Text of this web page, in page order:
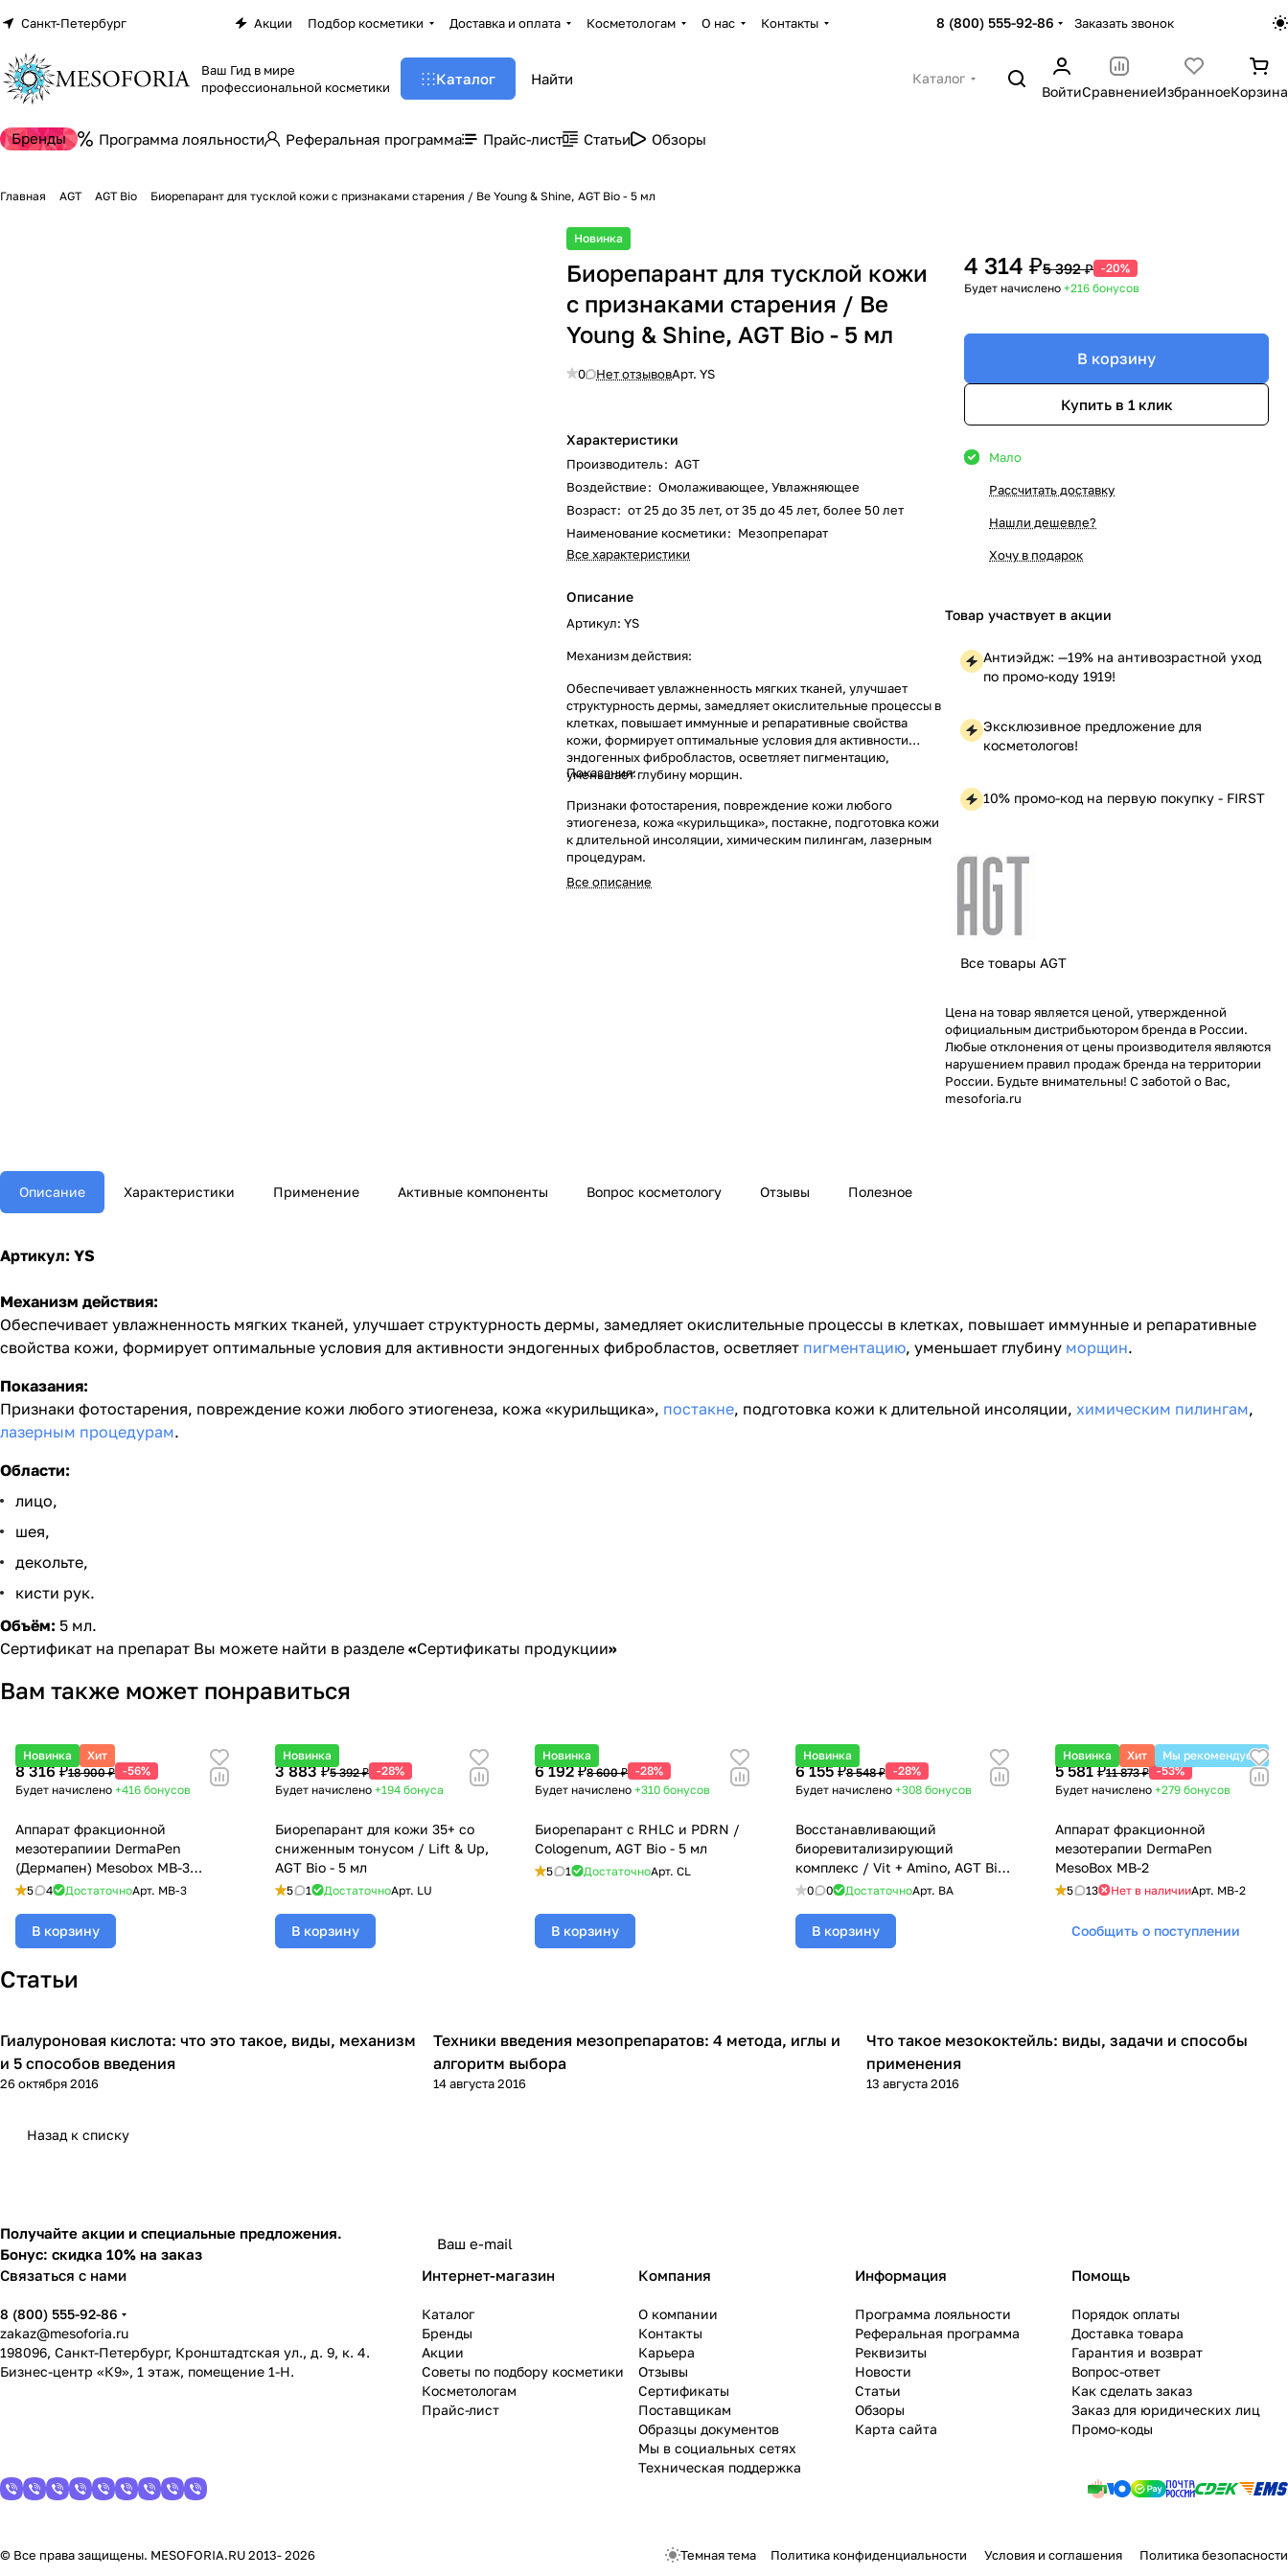
Санкт-Петербург Акции Подбор косметики Доставка и оплата Косметологам О нас Контакты 8 (800) 555-92-86 Заказать звонок
Ваш Гид в мире
профессиональной косметики
Каталог
Каталог
ВойтиСравнениеИзбранноеКорзина
Бренды Программа лояльности Реферальная программа Прайс-лист Статьи Обзоры
Главная AGT AGT Bio Биорепарант для тусклой кожи с признаками старения / Be Young & Shine, AGT Bio - 5 мл
Новинка
Биорепарант для тусклой кожи
с признаками старения / Be
Young & Shine, AGT Bio - 5 мл
0 Нет отзывовАрт.YS
Характеристики
Производитель: AGT
Воздействие: Омолаживающее, Увлажняющее
Возраст: от 25 до 35 лет, от 35 до 45 лет, более 50 лет
Наименование косметики: Мезопрепарат
Все характеристики
Описание
Артикул: YS
Механизм действия:
Обеспечивает увлажненность мягких тканей, улучшает
структурность дермы, замедляет окислительные процессы в
клетках, повышает иммунные и репаративные свойства
кожи, формирует оптимальные условия для активности
эндогенных фибробластов, осветляет пигментацию,
уменьшает глубину морщин.
Показания:
Признаки фотостарения, повреждение кожи любого
этиогенеза, кожа «курильщика», постакне, подготовка кожи
к длительной инсоляции, химическим пилингам, лазерным
процедурам.
Все описание
4 314 ₽5 392 ₽ -20%
Будет начислено +216 бонусов
В корзину
Купить в 1 клик
Мало
Рассчитать доставку
Нашли дешевле?
Хочу в подарок
Товар участвует в акции
Антиэйдж: —19% на антивозрастной уход
по промо-коду 1919!
Эксклюзивное предложение для
косметологов!
10% промо-код на первую покупку - FIRST
Все товары AGT
Цена на товар является ценой, утвержденной
официальным дистрибьютором бренда в России.
Любые отклонения от цены производителя являются
нарушением правил продаж бренда на территории
России. Будьте внимательны! С заботой о Вас,
mesoforia.ru
Описание Характеристики Применение Активные компоненты Вопрос косметологу Отзывы Полезное
Артикул: YS
Механизм действия:
Обеспечивает увлажненность мягких тканей, улучшает структурность дермы, замедляет окислительные процессы в клетках, повышает иммунные и репаративные
свойства кожи, формирует оптимальные условия для активности эндогенных фибробластов, осветляет пигментацию, уменьшает глубину морщин.
Показания:
Признаки фотостарения, повреждение кожи любого этиогенеза, кожа «курильщика», постакне, подготовка кожи к длительной инсоляции, химическим пилингам,
лазерным процедурам.
Области:
лицо,
шея,
декольте,
кисти рук.
Объём: 5 мл.
Сертификат на препарат Вы можете найти в разделе «Сертификаты продукции»
Вам также может понравиться
Новинка Хит
8 316 ₽18 900 ₽ -56%
Будет начислено +416 бонусов
Аппарат фракционной
мезотерапиии DermaPen
(Дермапен) Mesobox MB-3
(аккумуляторный)
5 4 ДостаточноАрт. MB-3
В корзину
Новинка
3 883 ₽5 392 ₽ -28%
Будет начислено +194 бонуса
Биорепарант для кожи 35+ со
сниженным тонусом / Lift & Up,
AGT Bio - 5 мл
5 1 ДостаточноАрт. LU
В корзину
Новинка
6 192 ₽8 600 ₽ -28%
Будет начислено +310 бонусов
Биорепарант с RHLC и PDRN /
Cologenum, AGT Bio - 5 мл
5 1 ДостаточноАрт.CL
В корзину
Новинка
6 155 ₽8 548 ₽ -28%
Будет начислено +308 бонусов
Восстанавливающий
биоревитализирующий
комплекс / Vit + Amino, AGT Bio
- 5 мл
0 0 ДостаточноАрт. BA
В корзину
Новинка Хит Мы рекомендуем
5 581 ₽11 873 ₽ -53%
Будет начислено +279 бонусов
Аппарат фракционной
мезотерапии DermaPen
MesoBox MB-2
5 13 Нет в наличииАрт. MB-2
Сообщить о поступлении
Статьи
Микроигольчатая терапия (мезороллер)
Гиалуроновая кислота: что это такое, виды, механизм
и 5 способов введения
26 октября 2016
Мезотерапия
Техники введения мезопрепаратов: 4 метода, иглы и
алгоритм выбора
14 августа 2016
Мезотерапия
Что такое мезококтейль: виды, задачи и способы
применения
13 августа 2016
Назад к списку
Получайте акции и специальные предложения.
Бонус: скидка 10% на заказ
Связаться с нами
8 (800) 555-92-86
zakaz@mesoforia.ru
198096, Санкт-Петербург, Кронштадтская ул., д. 9, к. 4.
Бизнес-центр «К9», 1 этаж, помещение 1-Н.
Интернет-магазин
Каталог
Бренды
Акции
Советы по подбору косметики
Косметологам
Прайс-лист
Компания
О компании
Контакты
Карьера
Отзывы
Сертификаты
Поставщикам
Образцы документов
Мы в социальных сетях
Техническая поддержка
Информация
Программа лояльности
Реферальная программа
Реквизиты
Новости
Статьи
Обзоры
Карта сайта
Помощь
Порядок оплаты
Доставка товара
Гарантия и возврат
Вопрос-ответ
Как сделать заказ
Заказ для юридических лиц
Промо-коды
© Все права защищены. MESOFORIA.RU 2013- 2026 Темная тема Политика конфиденциальности Условия и соглашения Политика безопасности